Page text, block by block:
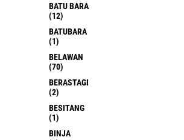
BATU BARA
(12)
BATUBARA
(1)
BELAWAN
(70)
BERASTAGI
(2)
BESITANG
(1)
BINJA